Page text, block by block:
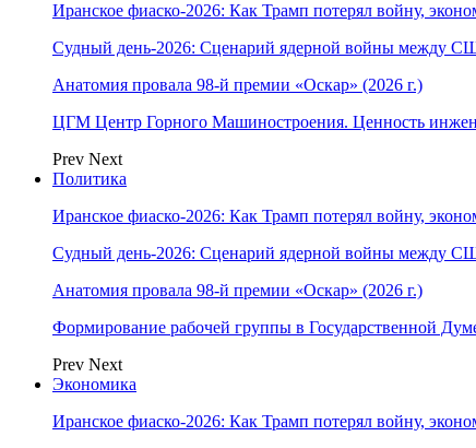
Иранское фиаско-2026: Как Трамп потерял войну,
Судный день-2026: Сценарий ядерной войны между
Анатомия провала 98-й премии «Оскар» (2026 г.)
ЦГМ Центр Горного Машиностроения. Ценность
Prev Next
Политика
Иранское фиаско-2026: Как Трамп потерял войну,
Судный день-2026: Сценарий ядерной войны между
Анатомия провала 98-й премии «Оскар» (2026 г.)
Формирование рабочей группы в Государственной
Prev Next
Экономика
Иранское фиаско-2026: Как Трамп потерял войну,